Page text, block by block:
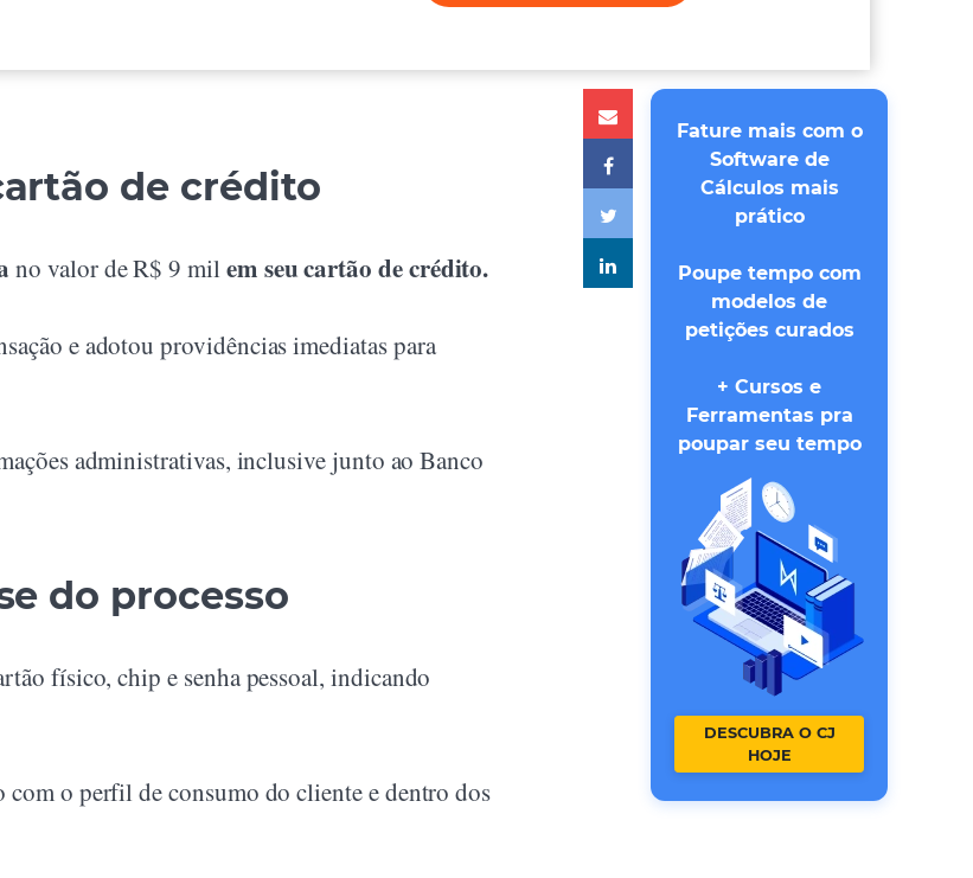
de crédito
no valor de R$ 9 milem seu cartão de crédito.
e adotou providências imediatas para
administrativas, inclusive junto ao Banco
do processo
físico, chip e senha pessoal, indicando
com o perfil de consumo do cliente e dentro dos
Fature mais com o
Software de
Cálculos mais
prático
Poupe tempo com
modelos de
petições curados
+ Cursos e
Ferramentas pra
poupar seu tempo
DESCUBRA O CJ
HOJE